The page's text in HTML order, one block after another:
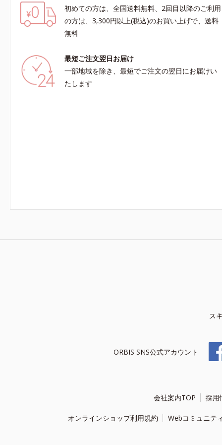
初めての方は、全国送料無料、2回目以降のご利用
の方は、3,300円以上(税込)のお買い上げで、送料
無料
最短ご注文翌日お届け
一部地域を除き、最短でご注文の翌日にお届けい
たします
ス
ORBIS SNS公式アカウント
会社案内TOP 採用
オンラインショップ利用規約 Webコミュニテ